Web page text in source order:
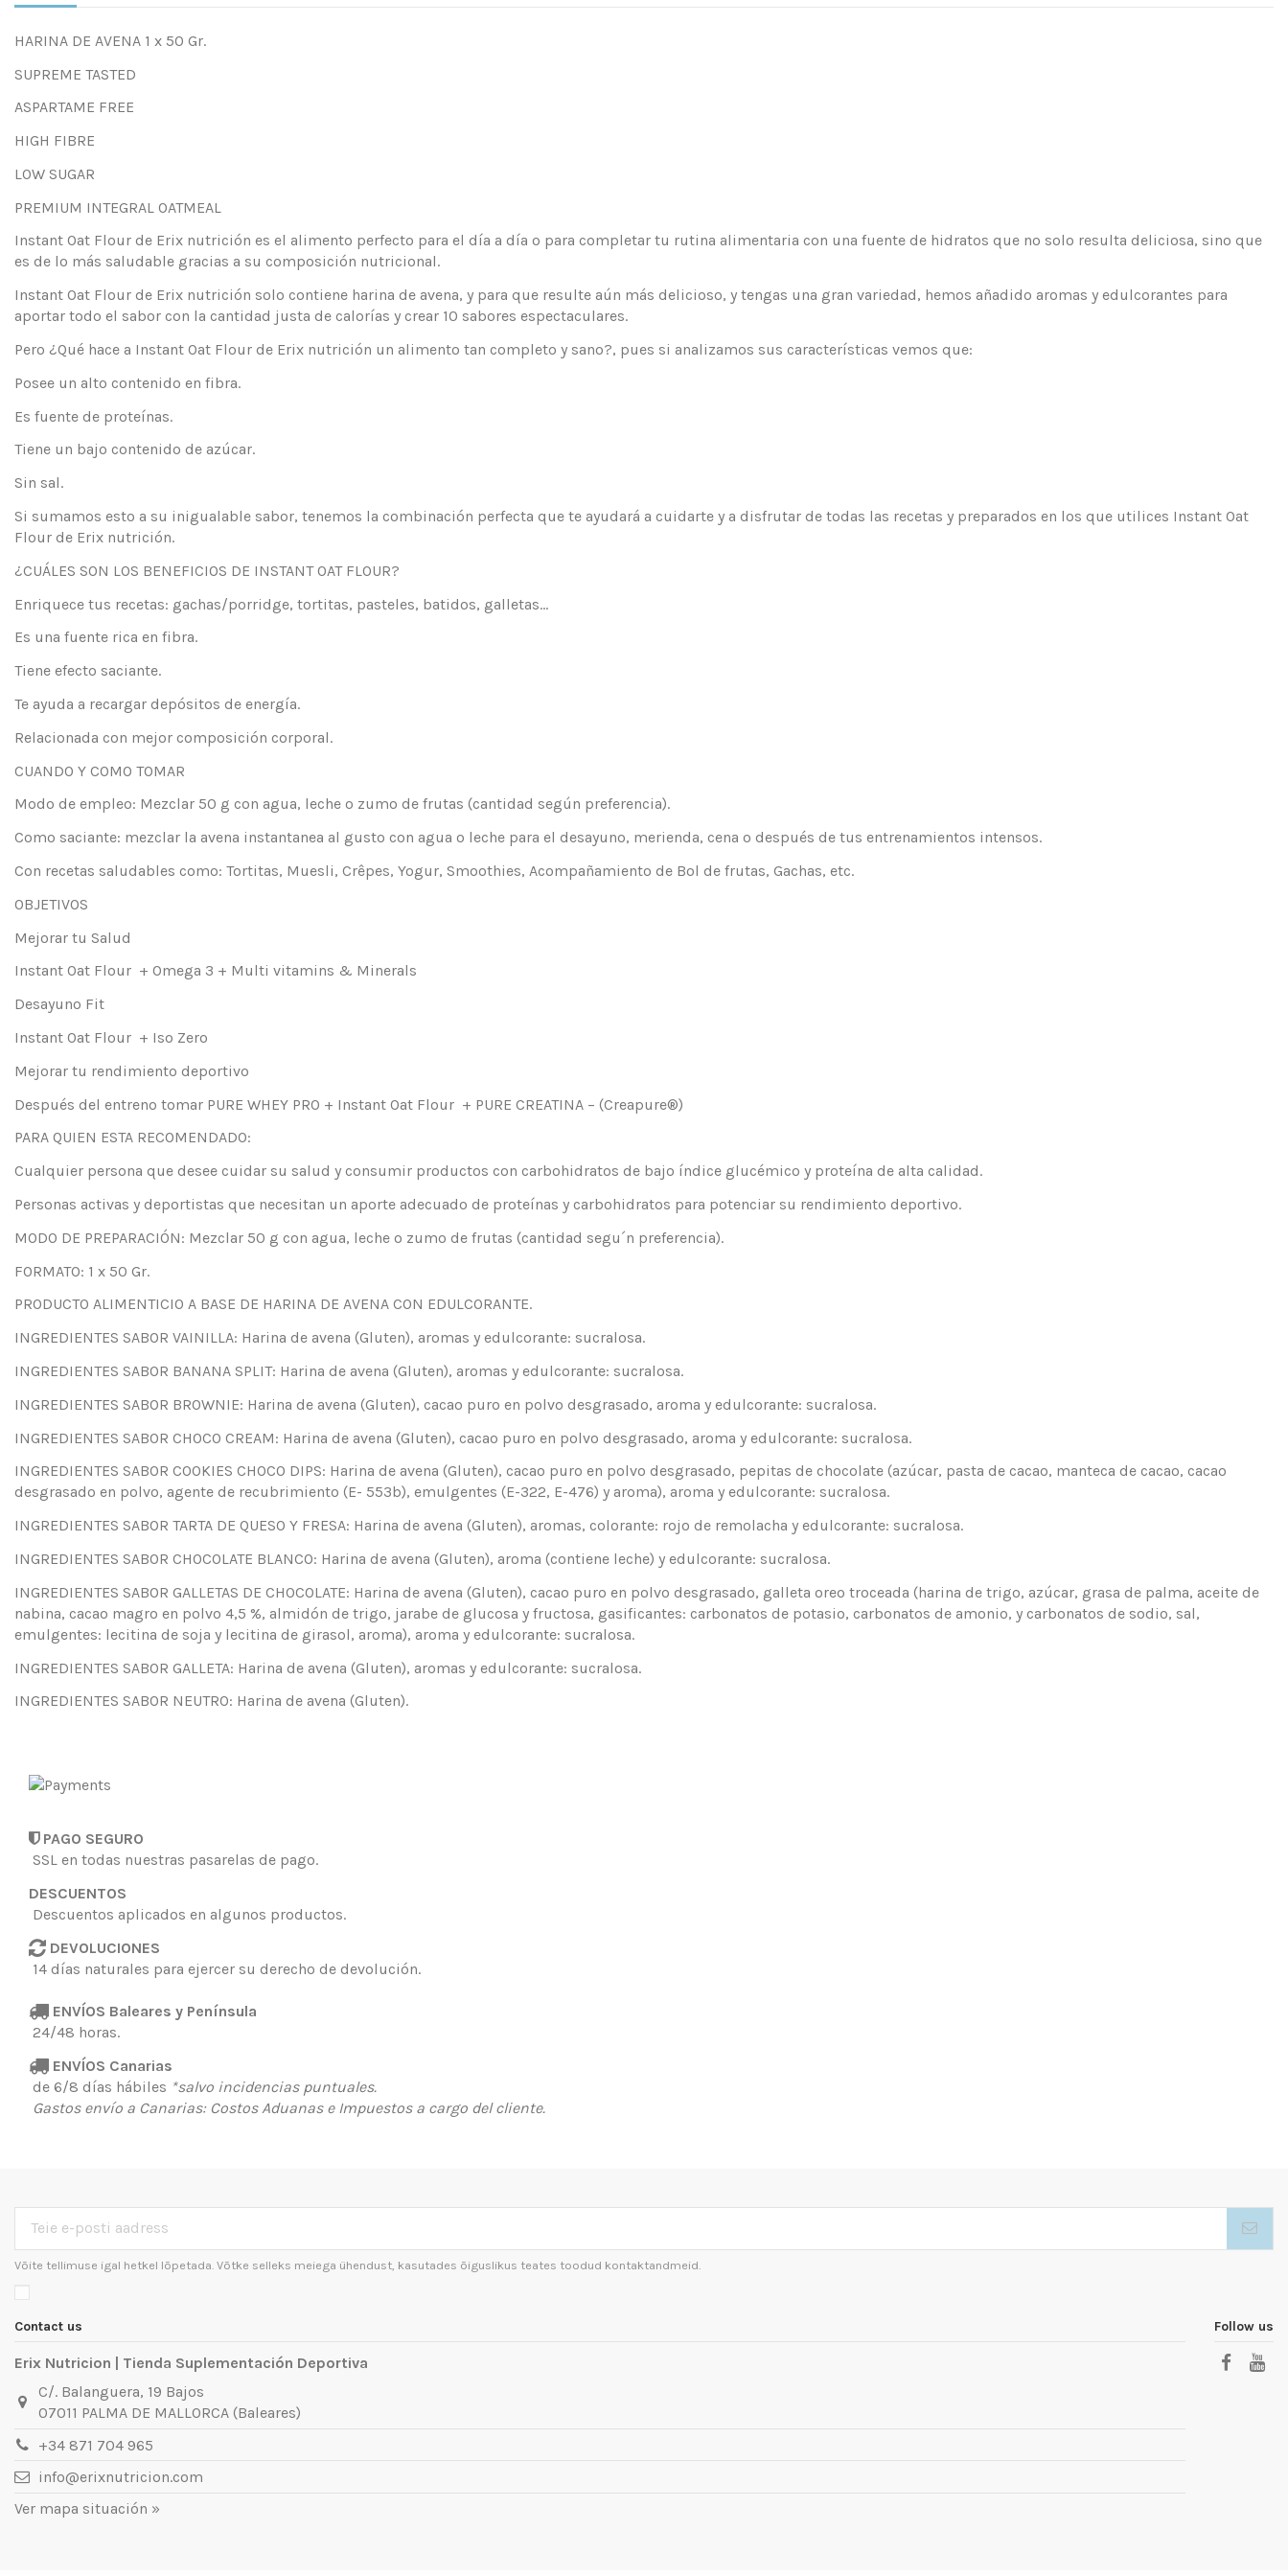
HARINA DE AVENA 1 x 50 Gr.
SUPREME TASTED
ASPARTAME FREE
HIGH FIBRE
LOW SUGAR
PREMIUM INTEGRAL OATMEAL
Instant Oat Flour de Erix nutrición es el alimento perfecto para el día a día o para completar tu rutina alimentaria con una fuente de hidratos que no solo resulta deliciosa, sino que
es de lo más saludable gracias a su composición nutricional.
Instant Oat Flour de Erix nutrición solo contiene harina de avena, y para que resulte aún más delicioso, y tengas una gran variedad, hemos añadido aromas y edulcorantes para
aportar todo el sabor con la cantidad justa de calorías y crear 10 sabores espectaculares.
Pero ¿Qué hace a Instant Oat Flour de Erix nutrición un alimento tan completo y sano?, pues si analizamos sus características vemos que:
Posee un alto contenido en fibra.
Es fuente de proteínas.
Tiene un bajo contenido de azúcar.
Sin sal.
Si sumamos esto a su inigualable sabor, tenemos la combinación perfecta que te ayudará a cuidarte y a disfrutar de todas las recetas y preparados en los que utilices Instant Oat
Flour de Erix nutrición.
¿CUÁLES SON LOS BENEFICIOS DE INSTANT OAT FLOUR?
Enriquece tus recetas: gachas/porridge, tortitas, pasteles, batidos, galletas…
Es una fuente rica en fibra.
Tiene efecto saciante.
Te ayuda a recargar depósitos de energía.
Relacionada con mejor composición corporal.
CUANDO Y COMO TOMAR
Modo de empleo: Mezclar 50 g con agua, leche o zumo de frutas (cantidad según preferencia).
Como saciante: mezclar la avena instantanea al gusto con agua o leche para el desayuno, merienda, cena o después de tus entrenamientos intensos.
Con recetas saludables como: Tortitas, Muesli, Crêpes, Yogur, Smoothies, Acompañamiento de Bol de frutas, Gachas, etc.
OBJETIVOS
Mejorar tu Salud
Instant Oat Flour + Omega 3 + Multi vitamins & Minerals
Desayuno Fit
Instant Oat Flour + Iso Zero
Mejorar tu rendimiento deportivo
Después del entreno tomar PURE WHEY PRO + Instant Oat Flour + PURE CREATINA – (Creapure®)
PARA QUIEN ESTA RECOMENDADO:
Cualquier persona que desee cuidar su salud y consumir productos con carbohidratos de bajo índice glucémico y proteína de alta calidad.
Personas activas y deportistas que necesitan un aporte adecuado de proteínas y carbohidratos para potenciar su rendimiento deportivo.
MODO DE PREPARACIÓN: Mezclar 50 g con agua, leche o zumo de frutas (cantidad segu´n preferencia).
FORMATO: 1 x 50 Gr.
PRODUCTO ALIMENTICIO A BASE DE HARINA DE AVENA CON EDULCORANTE.
INGREDIENTES SABOR VAINILLA: Harina de avena (Gluten), aromas y edulcorante: sucralosa.
INGREDIENTES SABOR BANANA SPLIT: Harina de avena (Gluten), aromas y edulcorante: sucralosa.
INGREDIENTES SABOR BROWNIE: Harina de avena (Gluten), cacao puro en polvo desgrasado, aroma y edulcorante: sucralosa.
INGREDIENTES SABOR CHOCO CREAM: Harina de avena (Gluten), cacao puro en polvo desgrasado, aroma y edulcorante: sucralosa.
INGREDIENTES SABOR COOKIES CHOCO DIPS: Harina de avena (Gluten), cacao puro en polvo desgrasado, pepitas de chocolate (azúcar, pasta de cacao, manteca de cacao, cacao
desgrasado en polvo, agente de recubrimiento (E- 553b), emulgentes (E-322, E-476) y aroma), aroma y edulcorante: sucralosa.
INGREDIENTES SABOR TARTA DE QUESO Y FRESA: Harina de avena (Gluten), aromas, colorante: rojo de remolacha y edulcorante: sucralosa.
INGREDIENTES SABOR CHOCOLATE BLANCO: Harina de avena (Gluten), aroma (contiene leche) y edulcorante: sucralosa.
INGREDIENTES SABOR GALLETAS DE CHOCOLATE: Harina de avena (Gluten), cacao puro en polvo desgrasado, galleta oreo troceada (harina de trigo, azúcar, grasa de palma, aceite de
nabina, cacao magro en polvo 4,5 %, almidón de trigo, jarabe de glucosa y fructosa, gasificantes: carbonatos de potasio, carbonatos de amonio, y carbonatos de sodio, sal,
emulgentes: lecitina de soja y lecitina de girasol, aroma), aroma y edulcorante: sucralosa.
INGREDIENTES SABOR GALLETA: Harina de avena (Gluten), aromas y edulcorante: sucralosa.
INGREDIENTES SABOR NEUTRO: Harina de avena (Gluten).
PAGO SEGURO
SSL en todas nuestras pasarelas de pago.
DESCUENTOS
Descuentos aplicados en algunos productos.
DEVOLUCIONES
14 días naturales para ejercer su derecho de devolución.
ENVÍOS Baleares y Península
24/48 horas.
ENVÍOS Canarias
de 6/8 días hábiles *salvo incidencias puntuales.
Gastos envío a Canarias: Costos Aduanas e Impuestos a cargo del cliente.
Võite tellimuse igal hetkel lõpetada. Võtke selleks meiega ühendust, kasutades õiguslikus teates toodud kontaktandmeid.
Contact us
Erix Nutricion | Tienda Suplementación Deportiva
C/. Balanguera, 19 Bajos
07011 PALMA DE MALLORCA (Baleares)
+34 871 704 965
info@erixnutricion.com
Ver mapa situación »
Follow us